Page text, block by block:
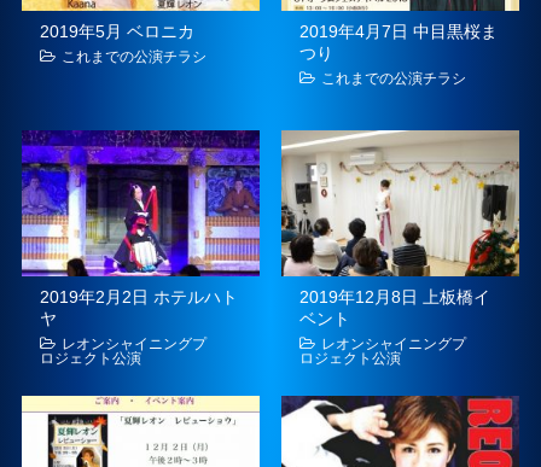
2019年5月 ベロニカ
これまでの公演チラシ
2019年4月7日 中目黒桜ま
つり
これまでの公演チラシ
2019年2月2日 ホテルハト
ヤ
レオンシャイニングプ
ロジェクト公演
2019年12月8日 上板橋イ
ベント
レオンシャイニングプ
ロジェクト公演